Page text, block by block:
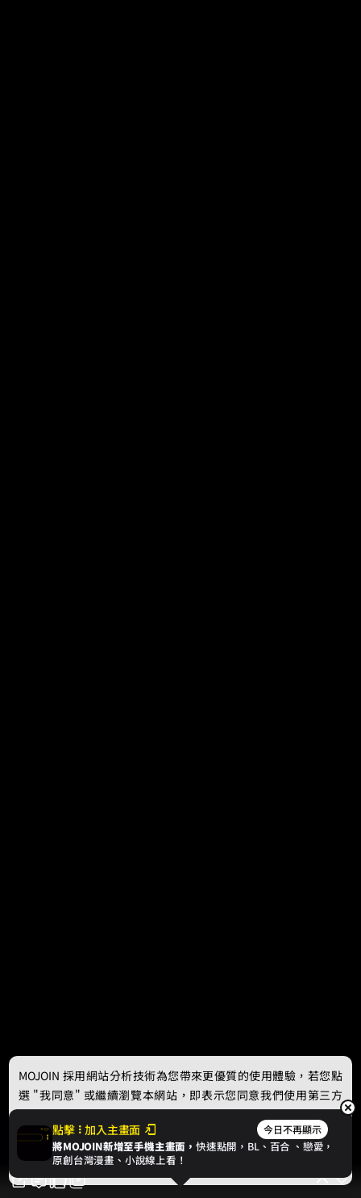
點擊 加入主畫面 今日不再顯示
將MOJOIN新增至手機主畫面，快速點開，BL、 百合 、戀愛，
原創台灣漫畫、小說線上看！
MOJOIN 採用網站分析技術為您帶來更優質的使用體驗，若您點
選 "我同意" 或繼續瀏覽本網站，即表示您同意我們使用第三方
Cookie，欲瞭解更多資訊請見隱私權政策。
我同意